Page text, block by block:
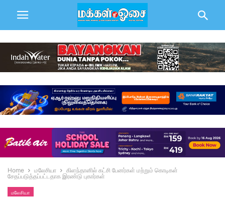
Home மலேசியா
கிளந்தானில் கட்சி பேனர்கள் மற்றும் கொடிகள்
சேதப்படுத்தப்பட்டதாக இரண்டு புகார்கள்
மலேசியா